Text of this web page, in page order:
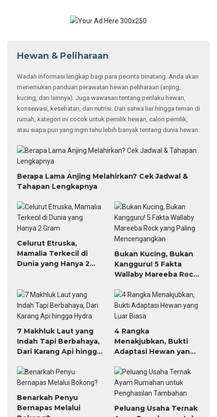
Hewan & Peliharaan
Wadah informasi lengkap bagi para pecinta binatang. Anda akan
menemukan panduan perawatan hewan peliharaan (anjing,
kucing, dan lainnya). Juga wawasan tentang perilaku hewan,
konservasi, kesehatan, dan nutrisi. Dari satwa liar hingga teman di
rumah, kategori ini cocok untuk pemilik hewan, calon pemilik,
atau siapa pun yang ingin tahu lebih banyak tentang dunia hewan.
Berapa Lama Anjing Melahirkan? Cek Jadwal &
Tahapan Lengkapnya
Celurut Etruska,
Mamalia Terkecil di
Dunia yang Hanya 2
Bukan Kucing, Bukan
Kangguru! 5 Fakta
Wallaby Mareeba Rock
Mencengangkan
7 Makhluk Laut yang
Indah Tapi Berbahaya,
Dari Karang Api hingga
4 Rangka
Menakjubkan, Bukti
Adaptasi Hewan yang
Benarkah Penyu
Bernapas Melalui
Peluang Usaha Ternak